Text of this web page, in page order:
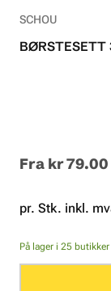
SCHOU
BØRSTESETT
Fra kr 79.00
pr. Stk. inkl.
På lager i 25 butikker